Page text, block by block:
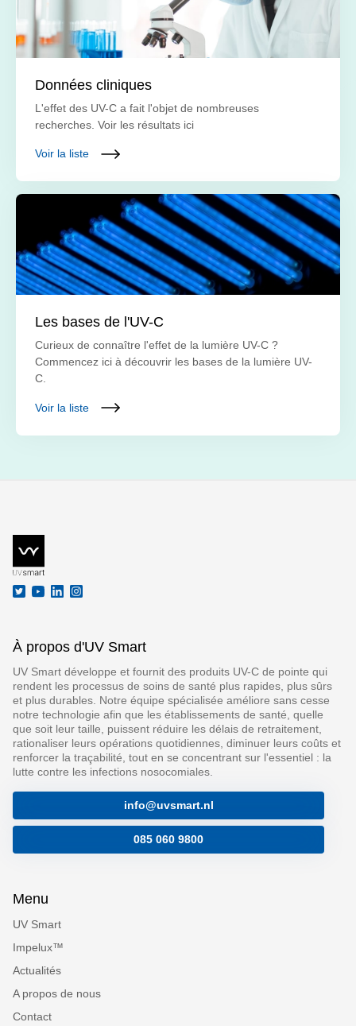
Données cliniques
L'effet des UV-C a fait l'objet de nombreuses
recherches. Voir les résultats ici
Voir la liste
Les bases de l'UV-C
Curieux de connaître l'effet de la lumière UV-C ?
Commencez ici à découvrir les bases de la lumière UV-
C.
Voir la liste
À propos d'UV Smart
UV Smart développe et fournit des produits UV-C de pointe qui
rendent les processus de soins de santé plus rapides, plus sûrs
et plus durables. Notre équipe spécialisée améliore sans cesse
notre technologie afin que les établissements de santé, quelle
que soit leur taille, puissent réduire les délais de retraitement,
rationaliser leurs opérations quotidiennes, diminuer leurs coûts et
renforcer la traçabilité, tout en se concentrant sur l'essentiel : la
lutte contre les infections nosocomiales.
info@uvsmart.nl
085 060 9800
Menu
UV Smart
Impelux™
Actualités
A propos de nous
Contact